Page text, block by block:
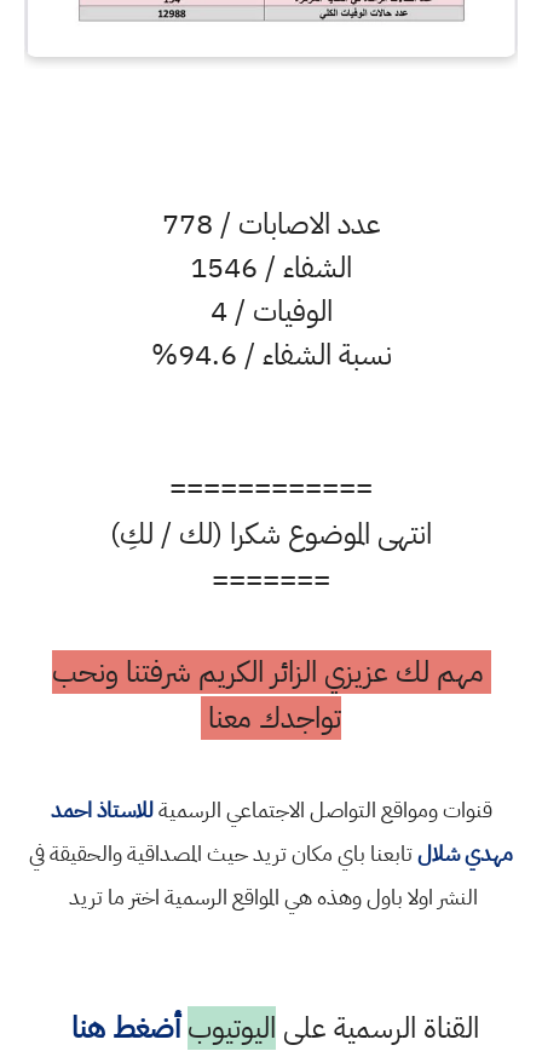
عدد الاصابات / 778
الشفاء / 1546
الوفيات / 4
نسبة الشفاء / 94.6%
============
انتهى الموضوع شكرا (لك / لكِ)
=======
مهم لك عزيزي الزائر الكريم شرفتنا ونحب
تواجدك معنا
قنوات ومواقع التواصل الاجتماعي الرسميةللاستاذ احمد
مهدي شلالتابعنا باي مكان تريد حيث المصداقية والحقيقة في
النشر اولا باول وهذه هي المواقع الرسمية اختر ما تريد
القناة الرسمية على اليوتيوب أضغط هنا